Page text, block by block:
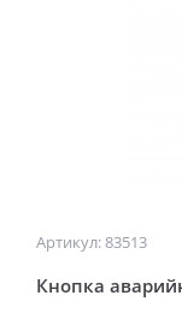
Артикул: 83513
Кнопка